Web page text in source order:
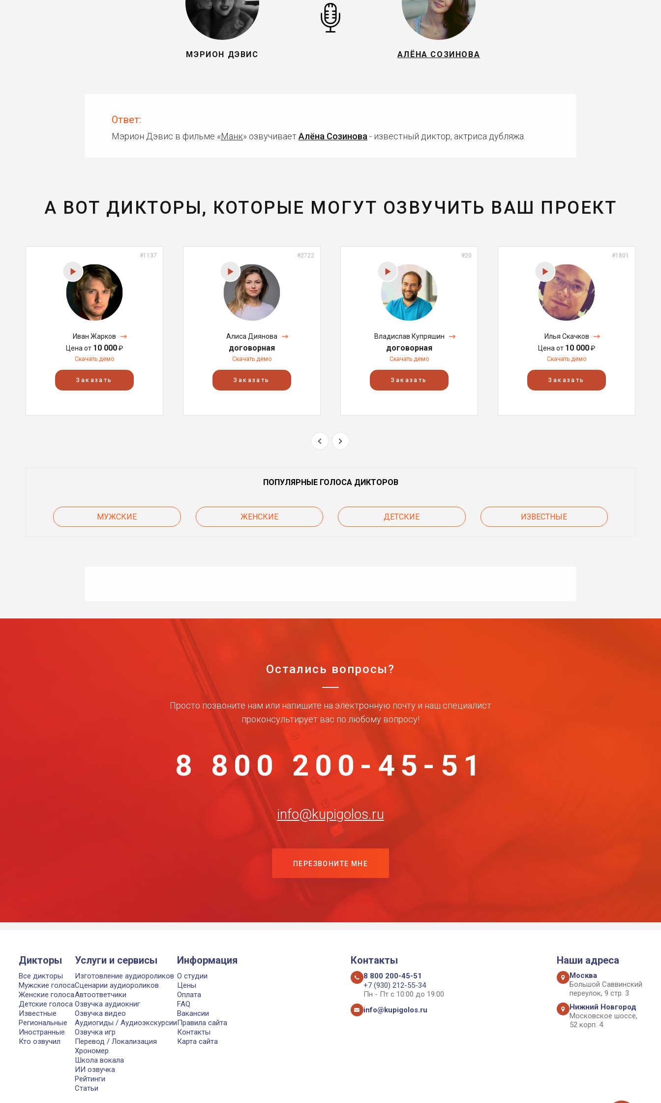
МЭРИОН ДЭВИС АЛЁНА СОЗИНОВА
Ответ:
Мэрион Дэвис в фильме «Манк» озвучиваетАлёна Созинова - известный диктор, актриса дубляжа.
А ВОТ ДИКТОРЫ, КОТОРЫЕ МОГУТ ОЗВУЧИТЬ ВАШ ПРОЕКТ
#1137
Иван Жарков
Цена от 10 000₽
Скачать демо
Заказать
#2722
Алиса Диянова
договорная
Скачать демо
Заказать
#20
Владислав Купряшин
договорная
Скачать демо
Заказать
#1801
Илья Скачков
Цена от 10 000₽
Скачать демо
Заказать
ПОПУЛЯРНЫЕ ГОЛОСА ДИКТОРОВ
МУЖСКИЕ ЖЕНСКИЕ ДЕТСКИЕ ИЗВЕСТНЫЕ
Остались вопросы?
Просто позвоните нам или напишите на электронную почту и наш специалист
проконсультирует вас по любому вопросу!
8 800 200-45-51
info@kupigolos.ru
ПЕРЕЗВОНИТЕ МНЕ
Дикторы
Все дикторы
Мужские голоса
Женские голоса
Детские голоса
Известные
Региональные
Иностранные
Кто озвучил
Услуги и сервисы
Изготовление аудиороликов
Сценарии аудиороликов
Автоответчики
Озвучка аудиокниг
Озвучка видео
Аудиогиды / Аудиоэкскурсии
Озвучка игр
Перевод / Локализация
Хрономер
Школа вокала
ИИ озвучка
Рейтинги
Статьи
Информация
О студии
Цены
Оплата
FAQ
Вакансии
Правила сайта
Контакты
Карта сайта
Контакты
8 800 200-45-51
+7 (930) 212-55-34
Пн - Пт с 10:00 до 19:00
info@kupigolos.ru
Наши адреса
Москва
Большой Саввинский
переулок, 9 стр. 3
Нижний Новгород
Московское шоссе,
52 корп. 4